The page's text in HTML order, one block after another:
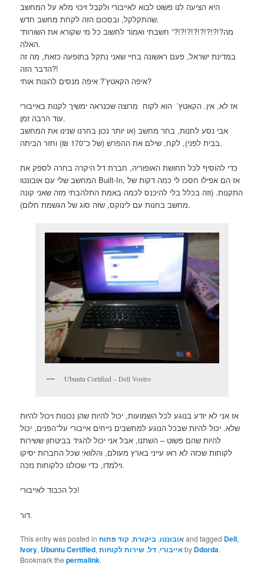
היא הציעה לנו פשוט לבוא לאייבורי ולקבל זיכוי מלא על המחשב
שהתקלקל, ובסכום הזה לקחת מחשב חדש.
“מה?!?!?!?!?!?!?!?” חשבתי ואמור לחשוב כל מי שקורא את השורות
האלה.
במדינת ישראל, פעם ראשונה בחיי שאני נתקל בתופעה כזאת, מה זה
הדבר הזה?!
איפה הקאטץ’? איפה מנסים להונות אותי?
אז לא, אין. הקאטץ’ הוא לקוח מרוצה שכנראה ימשיך לקנות באייבורי
עוד הרבה זמן.
אבי נסע לחנות, בחר מחשב (או יותר נכון בחרנו שנינו את המחשב
בבית לפני), לקח, שילם את ההפרש (של כ־170 ₪) וחזר הביתה.
כדי להוסיף לכל תחושת האופוריה, חברת דל היקרה בחרה לספק את
המחשב שלי עם אובונטו Built-In, אז הם אפילו חסכו לי כמה דקות של
התקנות. (וזה בכלל בלי להיכנס לכמה באמת התלהבתי מזה שאני קונה
מחשב בחנות עם לינוקס, שזה סוג של הגשמת חלום).
Ubuntu Certified – Dell Vostro
אז אני לא יודע בנוגע לכל השמועות, יכול להיות שהן נכונות ויכול להיות
שלא. יכול להיות שבכל הנוגע למחשבים נייחים אייבורי על־הפנים, יכול
להיות שהם פשוט – השתנו, אבל אני יכול להגיד בביטחון ששירות
לקוחות שכזה לא ראו עייני בארץ מעולם, והלוואי שכל החברות יסיקו
וילמדו, כדי שכולנו כלקוחות נזכה.
כל הכבוד לאייבורי!
דור.
This entry was posted in אובונטו, ביקורת, קוד פתוח and tagged Dell,
Ivory, Ubuntu Certified, אייבורי, דל, שירות לקוחות by Ddorda.
Bookmark thepermalink.